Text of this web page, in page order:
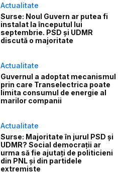
Actualitate
Surse: Noul Guvern ar putea fi
instalat la începutul lui
septembrie. PSD și UDMR
discută o majoritate
Actualitate
Guvernul a adoptat mecanismul
prin care Transelectrica poate
limita consumul de energie al
marilor companii
Actualitate
Surse: Majoritate în jurul PSD și
UDMR? Social democrații ar
urma să fie ajutați de politicieni
din PNL și din partidele
extremiste